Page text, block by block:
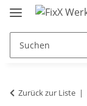
Zurück zur Liste